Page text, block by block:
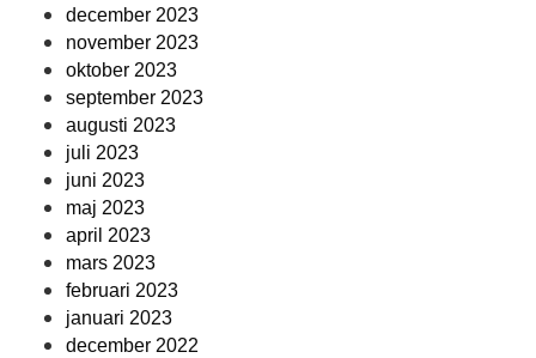
december 2023
november 2023
oktober 2023
september 2023
augusti 2023
juli 2023
juni 2023
maj 2023
april 2023
mars 2023
februari 2023
januari 2023
december 2022